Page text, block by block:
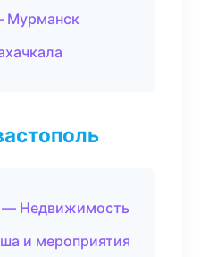
Мурманск
— Недвижимость
и мероприятия